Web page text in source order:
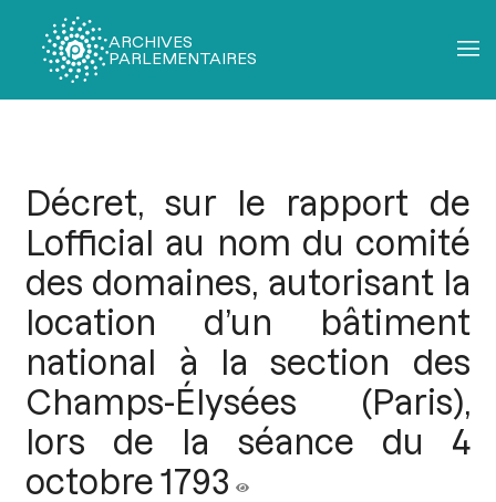
ARCHIVES
PARLEMENTAIRES
Décret, sur le rapport de
Lofficial au nom du comité
des domaines, autorisant la
location d’un bâtiment
national à la section des
Champs-Élysées (Paris),
lors de la séance du 4
octobre 1793